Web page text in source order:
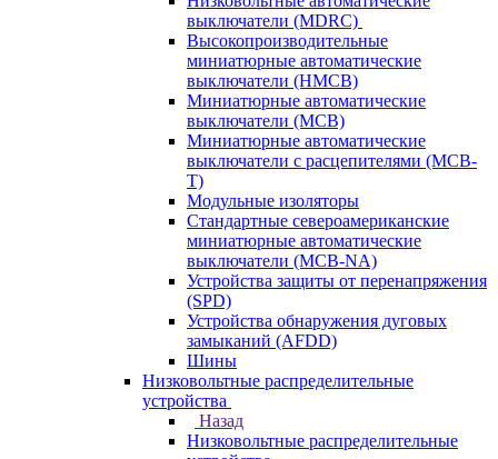
выключатели (MDRC)
Высокопроизводительные
миниатюрные автоматические
выключатели (HMCB)
Миниатюрные автоматические
выключатели (MCB)
Миниатюрные автоматические
выключатели с расцепителями (MCB-
T)
Модульные изоляторы
Стандартные североамериканские
миниатюрные автоматические
выключатели (MCB-NA)
Устройства защиты от перенапряжения
(SPD)
Устройства обнаружения дуговых
замыканий (AFDD)
Шины
Низковольтные распределительные
устройства
Назад
Низковольтные распределительные